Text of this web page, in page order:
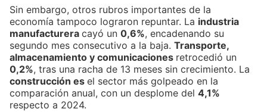
Sin embargo, otros rubros importantes de la
economía tampoco lograron repuntar. La industria
manufacturera cayó un 0,6%, encadenando su
segundo mes consecutivo a la baja. Transporte,
almacenamiento y comunicaciones retrocedió un
0,2%, tras una racha de 13 meses sin crecimiento. La
construcción es el sector más golpeado en la
comparación anual, con un desplome del 4,1%
respecto a 2024.